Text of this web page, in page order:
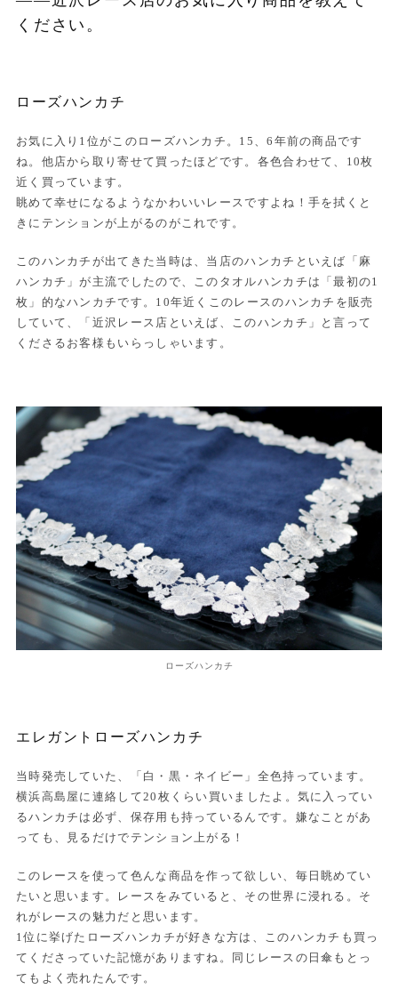
ください。
ローズハンカチ
お気に入り1位がこのローズハンカチ。15、6年前の商品です
ね。他店から取り寄せて買ったほどです。各色合わせて、10枚
近く買っています。
眺めて幸せになるようなかわいいレースですよね！手を拭くと
きにテンションが上がるのがこれです。
このハンカチが出てきた当時は、当店のハンカチといえば「麻
ハンカチ」が主流でしたので、このタオルハンカチは「最初の1
枚」的なハンカチです。10年近くこのレースのハンカチを販売
していて、「近沢レース店といえば、このハンカチ」と言って
くださるお客様もいらっしゃいます。
ローズハンカチ
エレガントローズハンカチ
当時発売していた、「白・黒・ネイビー」全色持っています。
横浜高島屋に連絡して20枚くらい買いましたよ。気に入ってい
るハンカチは必ず、保存用も持っているんです。嫌なことがあ
っても、見るだけでテンション上がる！
このレースを使って色んな商品を作って欲しい、毎日眺めてい
たいと思います。レースをみていると、その世界に浸れる。そ
れがレースの魅力だと思います。
1位に挙げたローズハンカチが好きな方は、このハンカチも買っ
てくださっていた記憶がありますね。同じレースの日傘もとっ
てもよく売れたんです。